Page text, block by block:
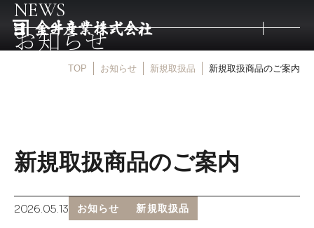
取扱メーカー
金井産業の強み
NEWS
お知らせ
TOP お知らせ 新規取扱品 新規取扱商品のご案内
新規取扱商品のご案内
2026.05.13 お知らせ 新規取扱品